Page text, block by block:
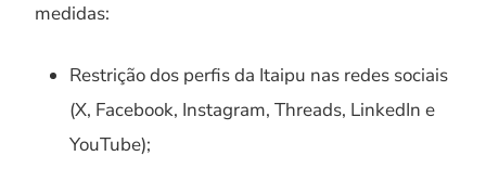
medidas:
Restrição dos perfis da Itaipu nas redes sociais
(X, Facebook, Instagram, Threads, LinkedIn e
YouTube);